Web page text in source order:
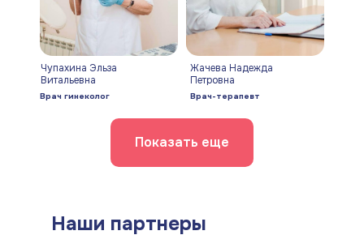
Жачева Надежда
Петровна
Врач-терапевт
Чупахина Эльза
Витальевна
Врач гинеколог
Показать еще
Наши партнеры